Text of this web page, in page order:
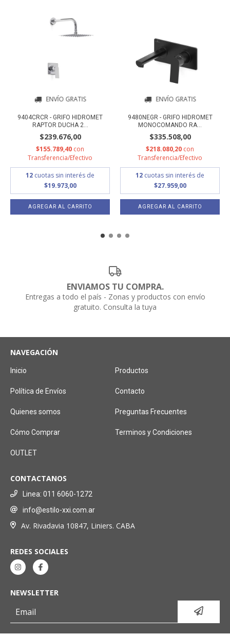
ENVÍO GRATIS
9404CRCR - GRIFO HIDROMET
RAPTOR DUCHA 2...
$239.676,00
$155.789,40 con
Transferencia/Efectivo
12 cuotas sin interés de
$19.973,00
ENVÍO GRATIS
9480NEGR - GRIFO HIDROMET
MONOCOMANDO RA...
$335.508,00
$218.080,20 con
Transferencia/Efectivo
12 cuotas sin interés de
$27.959,00
ENVIAMOS TU COMPRA.
Entregas a todo el país - Zonas y productos con envío
gratuito. Consulta la tuya
NAVEGACIÓN
Inicio Productos
Política de Envíos Contacto
Quienes somos Preguntas Frecuentes
Cómo Comprar Terminos y Condiciones
OUTLET
CONTACTANOS
Linea: 011 6060-1272
info@estilo-xxi.com.ar
Av. Rivadavia 10847, Liniers. CABA
REDES SOCIALES
NEWSLETTER